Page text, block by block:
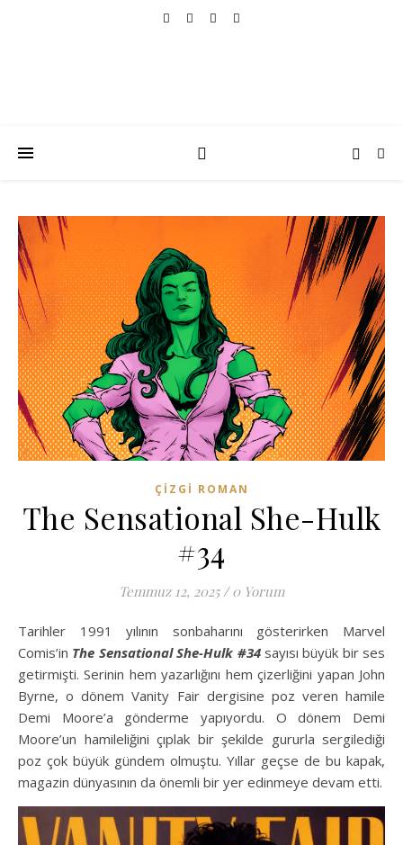
ÇIZGI ROMAN
The Sensational She-Hulk
#34
Temmuz 12, 2025 / 0 Yorum
Tarihler 1991 yılının sonbaharını gösterirken Marvel
Comis’in The Sensational She-Hulk #34sayısı büyük bir ses
getirmişti. Serinin hem yazarlığını hem çizerliğini yapan John
Byrne, o dönem Vanity Fair dergisine poz veren hamile
Demi Moore’a gönderme yapıyordu. O dönem Demi
Moore’un hamileliğini çıplak bir şekilde gururla sergilediği
poz çok büyük gündem olmuştu. Yıllar geçse de bu kapak,
magazin dünyasının da önemli bir yer edinmeye devam etti.